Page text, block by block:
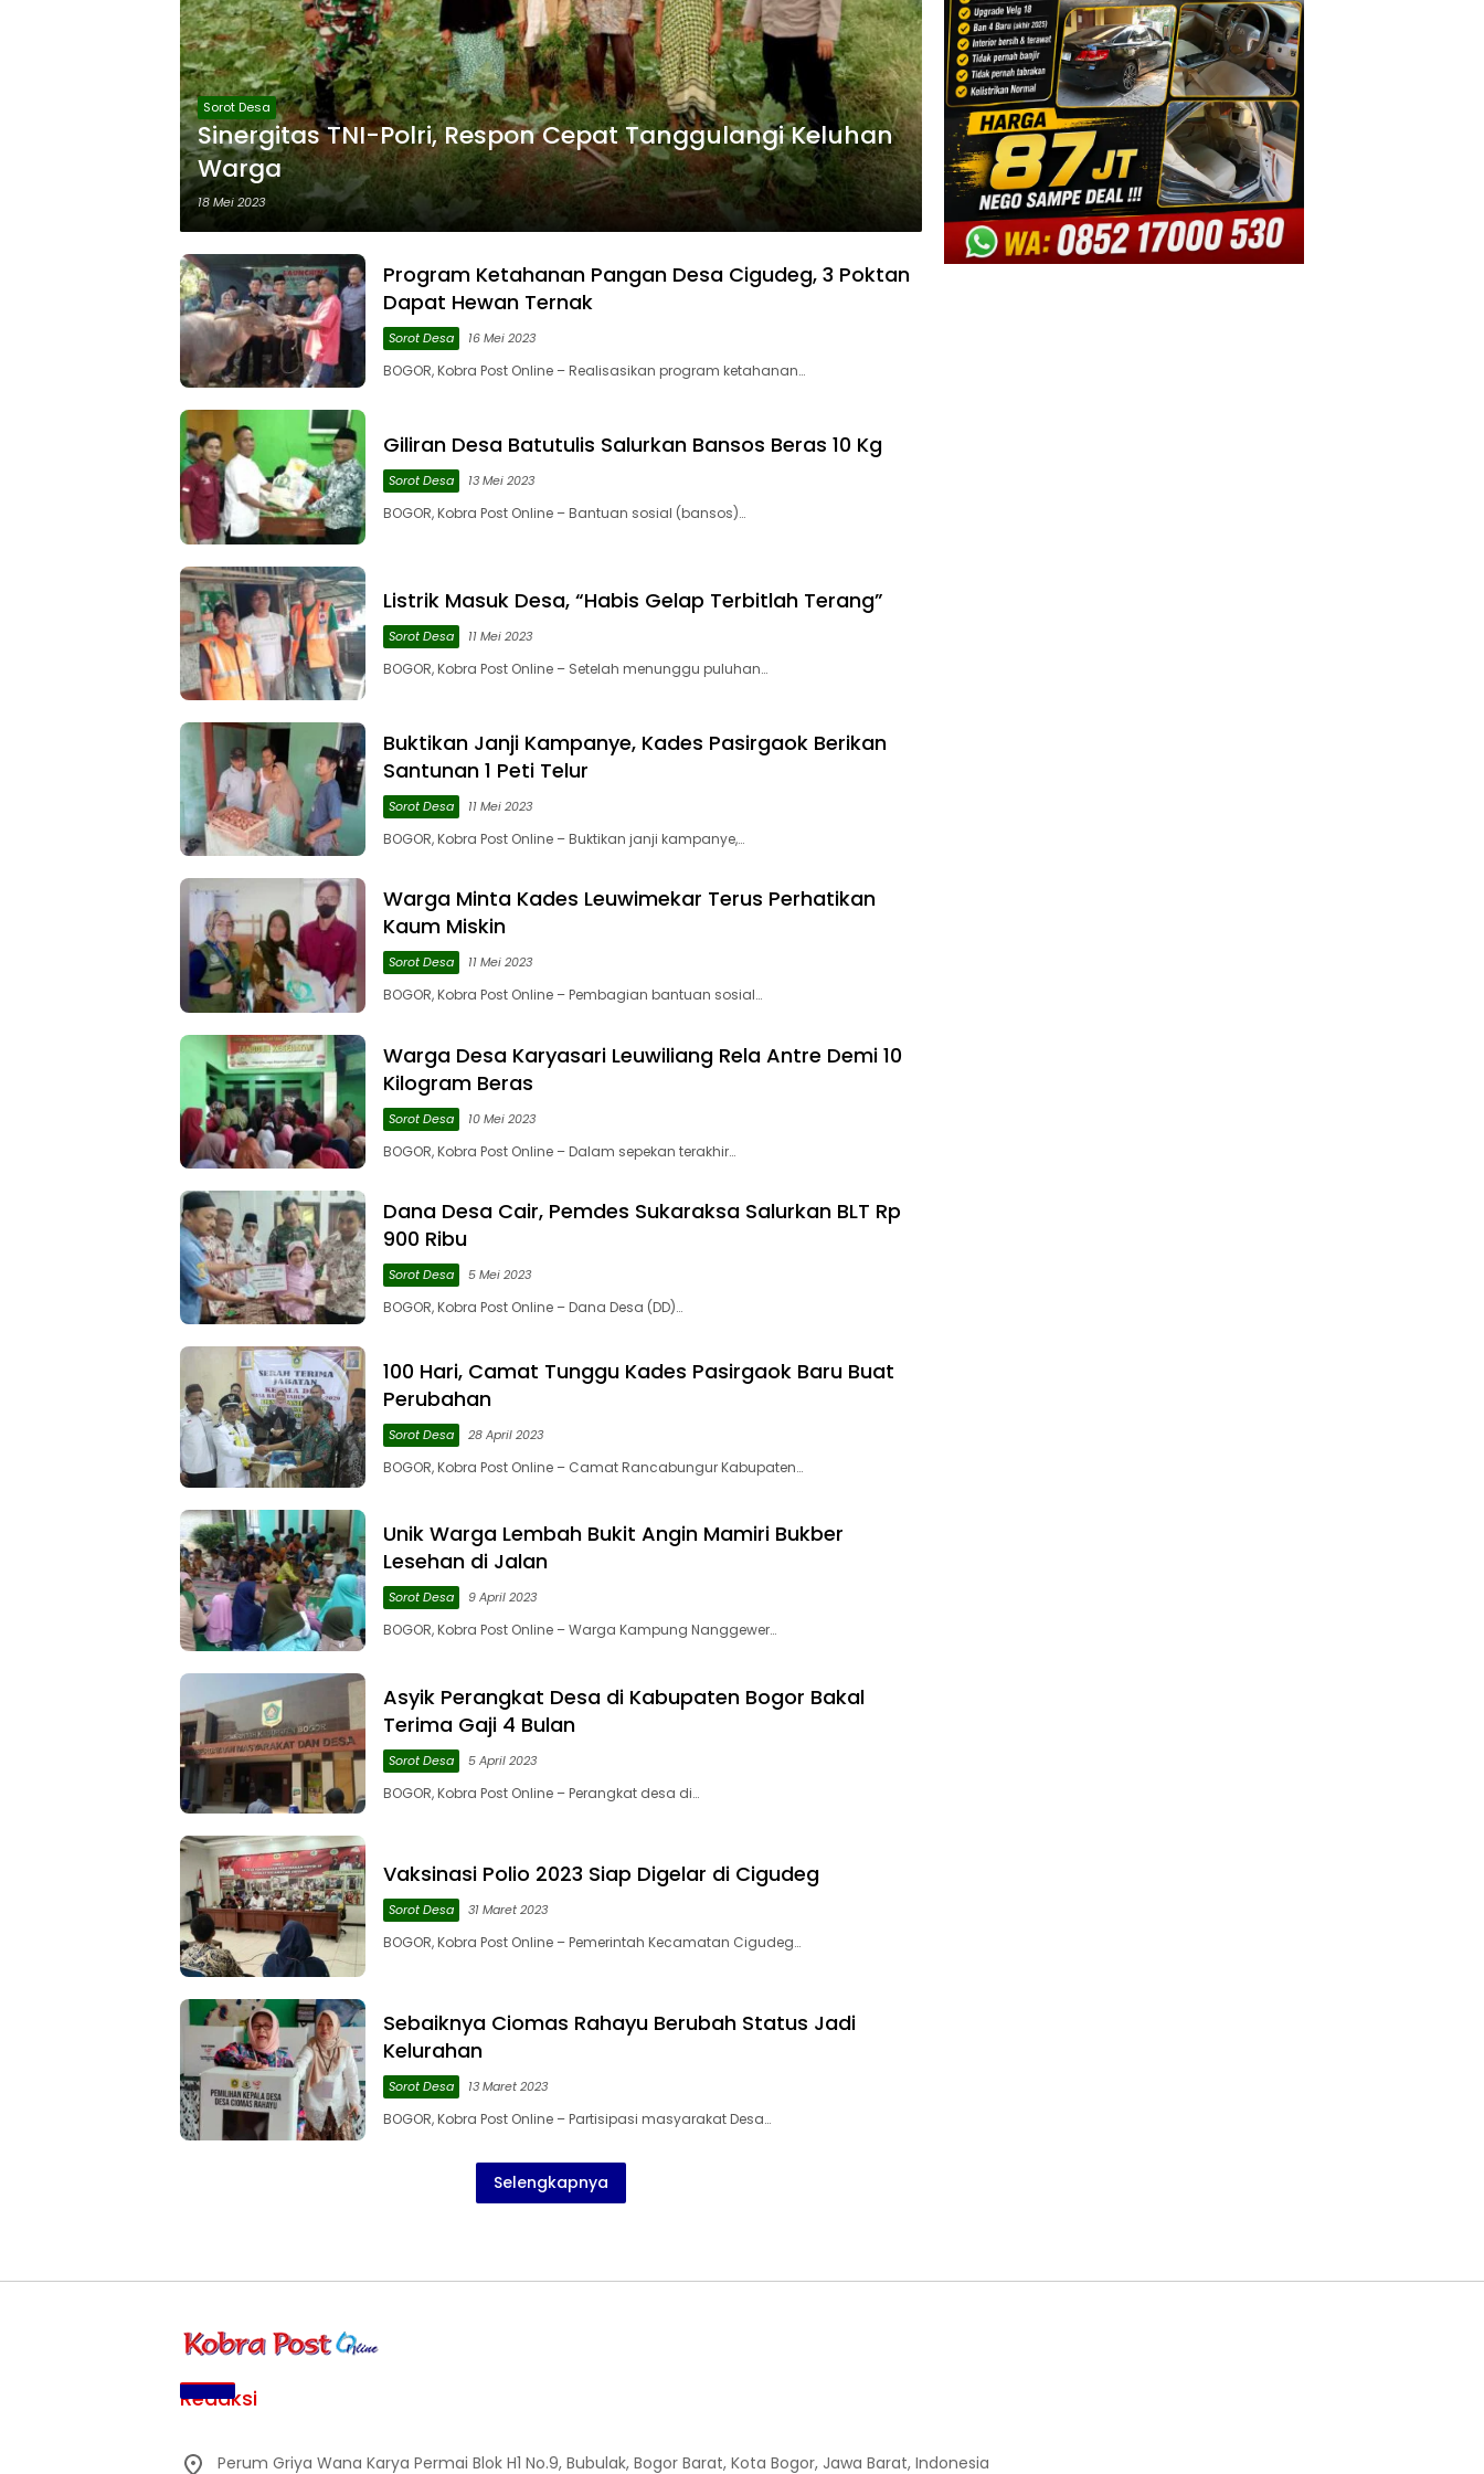
Sorot Desa
Sinergitas TNI-Polri, Respon Cepat Tanggulangi Keluhan
Warga
18 Mei 2023
Program Ketahanan Pangan Desa Cigudeg, 3 Poktan
Dapat Hewan Ternak
Sorot Desa 16 Mei 2023
BOGOR, Kobra Post Online – Realisasikan program ketahanan…
Giliran Desa Batutulis Salurkan Bansos Beras 10 Kg
Sorot Desa 13 Mei 2023
BOGOR, Kobra Post Online – Bantuan sosial (bansos)…
Listrik Masuk Desa, “Habis Gelap Terbitlah Terang”
Sorot Desa 11 Mei 2023
BOGOR, Kobra Post Online – Setelah menunggu puluhan…
Buktikan Janji Kampanye, Kades Pasirgaok Berikan
Santunan 1 Peti Telur
Sorot Desa 11 Mei 2023
BOGOR, Kobra Post Online – Buktikan janji kampanye,…
Warga Minta Kades Leuwimekar Terus Perhatikan
Kaum Miskin
Sorot Desa 11 Mei 2023
BOGOR, Kobra Post Online – Pembagian bantuan sosial…
Warga Desa Karyasari Leuwiliang Rela Antre Demi 10
Kilogram Beras
Sorot Desa 10 Mei 2023
BOGOR, Kobra Post Online – Dalam sepekan terakhir…
Dana Desa Cair, Pemdes Sukaraksa Salurkan BLT Rp
900 Ribu
Sorot Desa 5 Mei 2023
BOGOR, Kobra Post Online – Dana Desa (DD)…
100 Hari, Camat Tunggu Kades Pasirgaok Baru Buat
Perubahan
Sorot Desa 28 April 2023
BOGOR, Kobra Post Online – Camat Rancabungur Kabupaten…
Unik Warga Lembah Bukit Angin Mamiri Bukber
Lesehan di Jalan
Sorot Desa 9 April 2023
BOGOR, Kobra Post Online – Warga Kampung Nanggewer…
Asyik Perangkat Desa di Kabupaten Bogor Bakal
Terima Gaji 4 Bulan
Sorot Desa 5 April 2023
BOGOR, Kobra Post Online – Perangkat desa di…
Vaksinasi Polio 2023 Siap Digelar di Cigudeg
Sorot Desa 31 Maret 2023
BOGOR, Kobra Post Online – Pemerintah Kecamatan Cigudeg…
Sebaiknya Ciomas Rahayu Berubah Status Jadi
Kelurahan
Sorot Desa 13 Maret 2023
BOGOR, Kobra Post Online – Partisipasi masyarakat Desa…
Selengkapnya
Redaksi
Perum Griya Wana Karya Permai Blok H1 No.9, Bubulak, Bogor Barat, Kota Bogor, Jawa Barat, Indonesia